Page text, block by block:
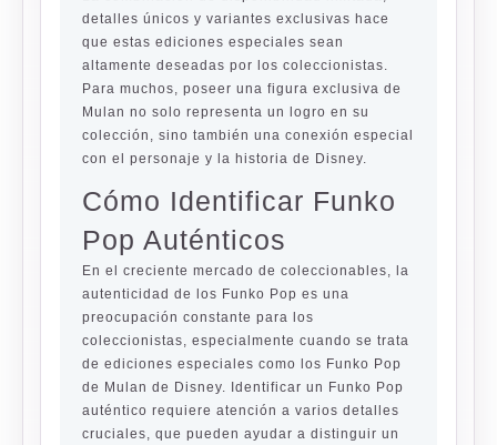
detalles únicos y variantes exclusivas hace
que estas ediciones especiales sean
altamente deseadas por los coleccionistas.
Para muchos, poseer una figura exclusiva de
Mulan no solo representa un logro en su
colección, sino también una conexión especial
con el personaje y la historia de Disney.
Cómo Identificar Funko
Pop Auténticos
En el creciente mercado de coleccionables, la
autenticidad de los Funko Pop es una
preocupación constante para los
coleccionistas, especialmente cuando se trata
de ediciones especiales como los Funko Pop
de Mulan de Disney. Identificar un Funko Pop
auténtico requiere atención a varios detalles
cruciales, que pueden ayudar a distinguir un